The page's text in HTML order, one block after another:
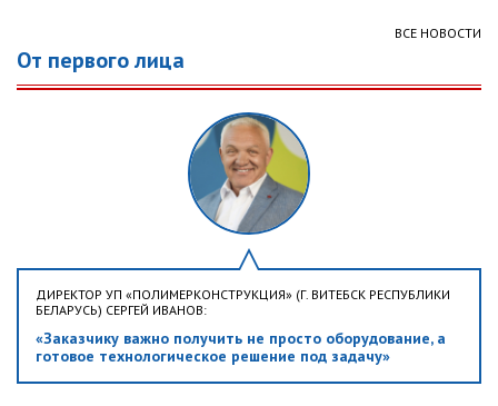
ВСЕ НОВОСТИ
От первого лица
ДИРЕКТОР УП «ПОЛИМЕРКОНСТРУКЦИЯ» (Г. ВИТЕБСК РЕСПУБЛИКИ
БЕЛАРУСЬ) СЕРГЕЙ ИВАНОВ:
«Заказчику важно получить не просто оборудование, а
готовое технологическое решение под задачу»